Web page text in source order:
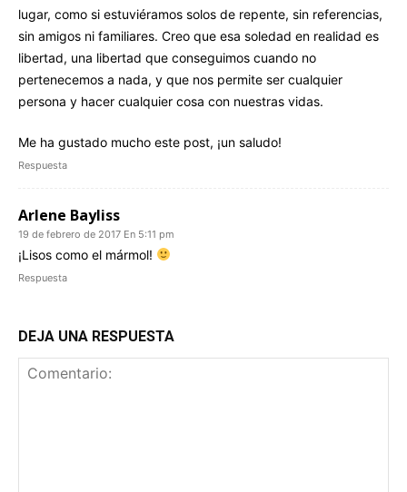
lugar, como si estuviéramos solos de repente, sin referencias,
sin amigos ni familiares. Creo que esa soledad en realidad es
libertad, una libertad que conseguimos cuando no
pertenecemos a nada, y que nos permite ser cualquier
persona y hacer cualquier cosa con nuestras vidas.
Me ha gustado mucho este post, ¡un saludo!
Respuesta
Arlene Bayliss
19 de febrero de 2017 En 5:11 pm
¡Lisos como el mármol!
Respuesta
DEJA UNA RESPUESTA